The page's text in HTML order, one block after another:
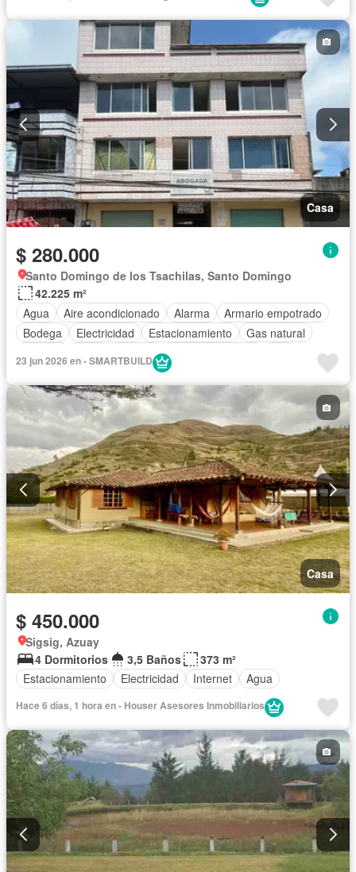
Casa
$ 280.000
Santo Domingo de los Tsachilas, Santo Domingo
42.225 m²
Agua
Aire acondicionado Alarma
Armario empotrado
Bodega
Electricidad Estacionamiento
Gas natural
23 jun 2026 en - SMARTBUILD
Casa
$ 450.000
Sigsig, Azuay
4 Dormitorios
3,5 Baños
373 m²
Estacionamiento
Electricidad Internet Agua
Hace 6 días, 1 hora en - Houser Asesores Inmobiliarios